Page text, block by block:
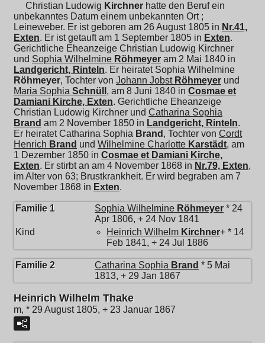
Christian Ludowig Kirchner hatte den Beruf ein
unbekanntes Datum einem unbekannten Ort ;
Leineweber. Er ist geboren am 26 August 1805 in Nr.41,
Exten. Er ist getauft am 1 September 1805 in Exten.
Gerichtliche Eheanzeige Christian Ludowig Kirchner
und Sophia Wilhelmine Röhmeyer am 2 Mai 1840 in
Landgericht, Rinteln. Er heiratet Sophia Wilhelmine
Röhmeyer, Tochter von Johann Jobst Röhmeyer und
Maria Sophia Schnüll , am 8 Juni 1840 in Cosmae et
Damiani Kirche, Exten. Gerichtliche Eheanzeige
Christian Ludowig Kirchner und Catharina Sophia
Brand am 2 November 1850 in Landgericht, Rinteln.
Er heiratetCatharina Sophia Brand , Tochter von Cordt
Henrich Brand und Wilhelmine Charlotte Karstädt, am
1 Dezember 1850 in Cosmae et Damiani Kirche,
Exten. Er stirbt an am 4 November 1868 in Nr.79, Exten,
im Alter von 63; Brustkrankheit. Er wird begraben am 7
November 1868 in Exten.
Familie 1 Sophia Wilhelmine Röhmeyer * 24
Apr 1806, + 24 Nov 1841
Kind
Heinrich Wilhelm Kirchner+ * 14
Feb 1841, + 24 Jul 1886
Familie 2 Catharina Sophia Brand * 5 Mai
1813, + 29 Jan 1867
Heinrich Wilhelm Thake
m, * 29 August 1805, + 23 Januar 1867